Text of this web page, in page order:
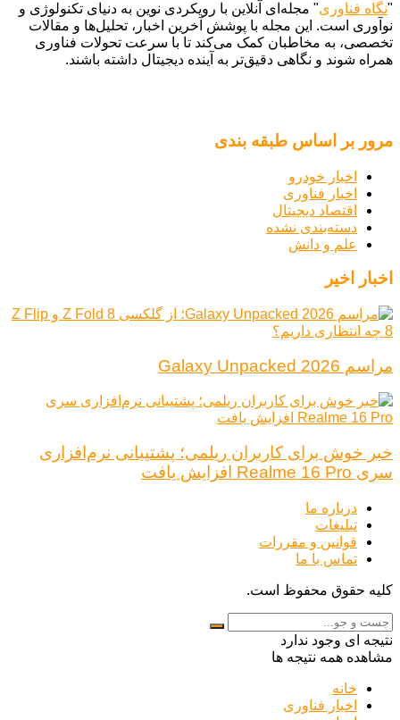
"نگاه فناوری" مجله‌ای آنلاین با رویکردی نوین به دنیای تکنولوژی و
نوآوری است. این مجله با پوشش آخرین اخبار، تحلیل‌ها و مقالات
تخصصی، به مخاطبان کمک می‌کند تا با سرعت تحولات فناوری
همراه شوند و نگاهی دقیق‌تر به آینده دیجیتال داشته باشند.
مرور بر اساس طبقه بندی
اخبار خودرو
اخبار فناوری
اقتصاد دیجیتال
دسته‌بندی نشده
علم و دانش
اخبار اخیر
مراسم Galaxy Unpacked 2026
خبر خوش برای کاربران ریلمی؛ پشتیبانی نرم‌افزاری
سری Realme 16 Pro افزایش یافت
درباره ما
تبلیغات
قوانین و مقررات
تماس با ما
کلیه حقوق محفوظ است.
نتیجه ای وجود ندارد
مشاهده همه نتیجه ها
خانه
اخبار فناوری